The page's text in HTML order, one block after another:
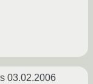
03.02.2006